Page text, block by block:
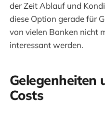
der Zeit Ablauf und
diese Option gerade für
von vielen Banken nicht
interessant werden.
Costs